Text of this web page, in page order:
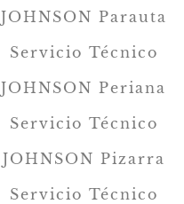
JOHNSON Parauta
Servicio Técnico
JOHNSON Periana
Servicio Técnico
JOHNSON Pizarra
Servicio Técnico